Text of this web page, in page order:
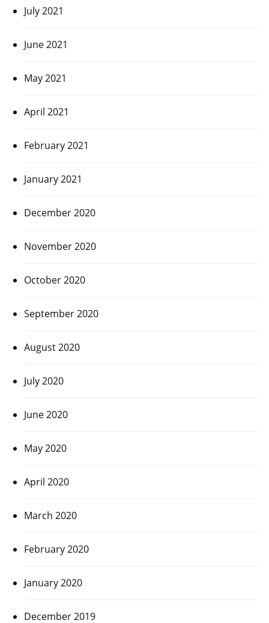
July 2021
June 2021
May 2021
April 2021
February 2021
January 2021
December 2020
November 2020
October 2020
September 2020
August 2020
July 2020
June 2020
May 2020
April 2020
March 2020
February 2020
January 2020
December 2019